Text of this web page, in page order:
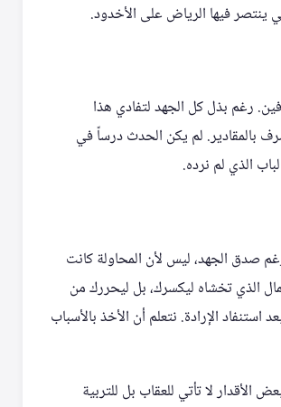
فيها الرياض على الأخدود.
رغم بذل كل الجهد لتفادي هذا
بالمقادير. لم يكن الحدث درساً في
الذي لم نرده.
صدق الجهد، ليس لأن المحاولة كانت
الذي تخشاه ليكسرك، بل ليحررك من
الإرادة. نتعلم أن الأخذ بالأسباب
لا تأتي للعقاب بل للتربية